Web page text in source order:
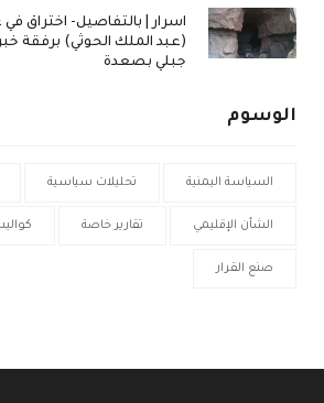
اسرار | بالتفاصيل- اختراق
(عبد الملك الحوثي) برفقة
جبلي بصعدة
الوسوم
السياسة اليمنية تحليلات سياسية
الشأن الإقليمي تقارير خاصة
صنع القرار